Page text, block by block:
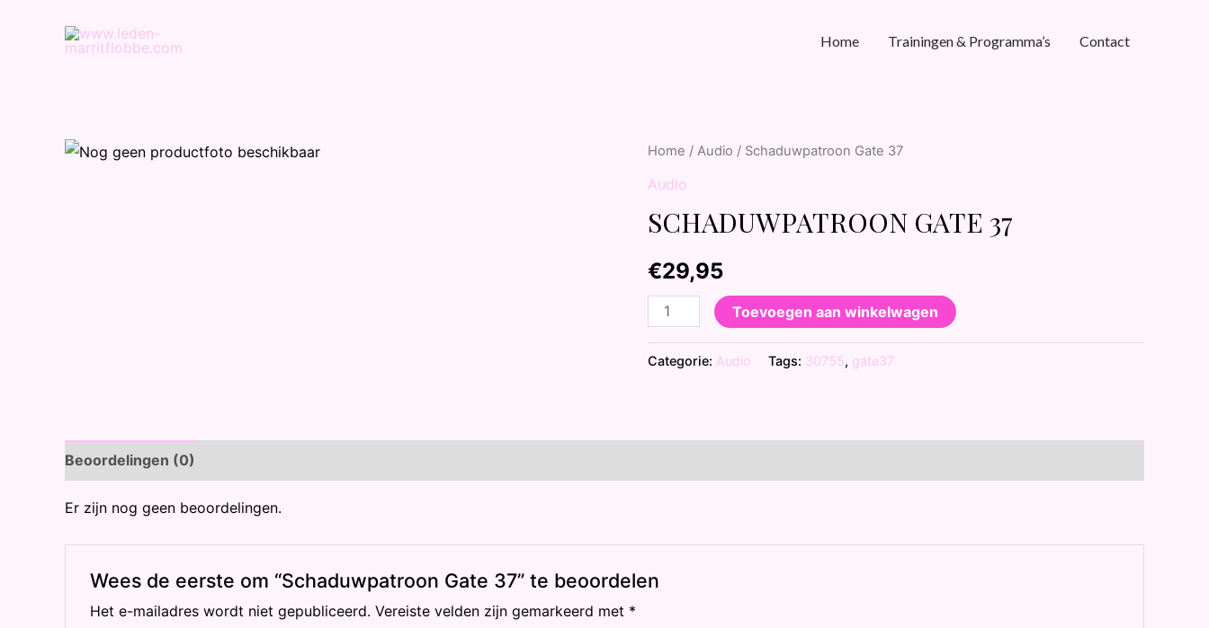
Home Trainingen & Programma’s Contact
Home / Audio / Schaduwpatroon Gate 37
Audio
SCHADUWPATROON GATE 37
€29,95
Toevoegen aan winkelwagen
Categorie: Audio Tags: 30755, gate37
Beoordelingen (0)
Er zijn nog geen beoordelingen.
Wees de eerste om “Schaduwpatroon Gate 37” te beoordelen
Het e-mailadres wordt niet gepubliceerd. Vereiste velden zijn gemarkeerd met *